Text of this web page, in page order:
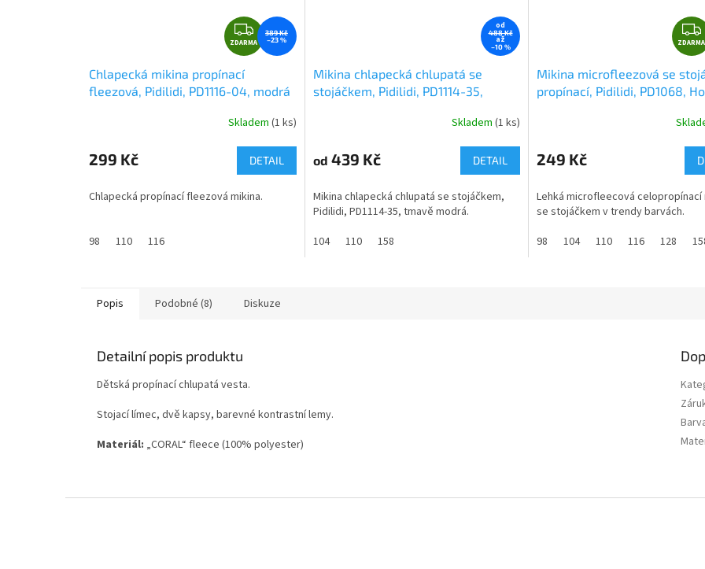
Z
D
R
A
ZDARMA
389 Kč
–23 %
Chlapecká mikina propínací
fleezová, Pidilidi, PD1116-04, modrá
produktu
je
z
Skladem (1 ks)
299 Kč DETAIL
Chlapecká propínací fleezová mikina.
98 110 116
od
488 Kč
až
–10 %
Mikina chlapecká chlupatá se
stojáčkem, Pidilidi, PD1114-35,
produktu
je
z
5
Skladem(1 ks)
od 439 Kč DETAIL
Mikina chlapecká chlupatá se stojáčkem,
Pidilidi, PD1114-35, tmavě modrá.
104
110 158
ZDARMA
Mikina microfleezová se
propínací, Pidilidi, PD1068,
produktu
je
z
5
249 Kč
Lehká microfleecová celopropínací
se stojáčkem v trendy barvách.
98
104 110 116 128
Popis Podobné (8) Diskuze
Detailní popis produktu
Dětská propínací chlupatá vesta.
Stojací límec, dvě kapsy, barevné kontrastní lemy.
Materiál: „CORAL“ fleece (100% polyester)